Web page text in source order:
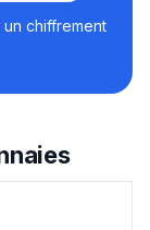
chiffrement